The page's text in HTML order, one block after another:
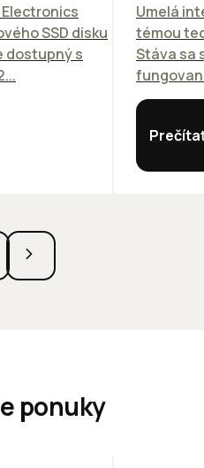
SSD disku
dostupný s
Umelá
témou
Stáva sa
ponuky